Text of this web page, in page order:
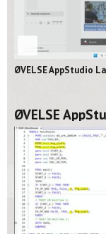
ØVELSE AppStudio
ØVELSE